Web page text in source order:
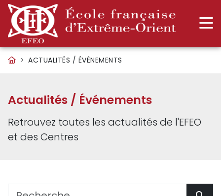
ACTUALITÉS / ÉVÉNEMENTS
Actualités / Événements
Retrouvez toutes les actualités de l'EFEO
et des Centres